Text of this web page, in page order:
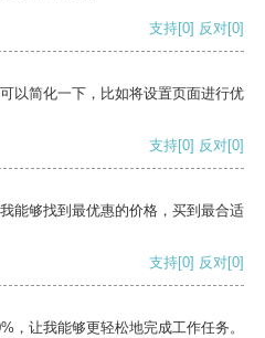
支持[0] 反对[0]
以简化一下，比如将设置页面进行优
支持[0] 反对[0]
能够找到最优惠的价格，买到最合适
支持[0] 反对[0]
，让我能够更轻松地完成工作任务。